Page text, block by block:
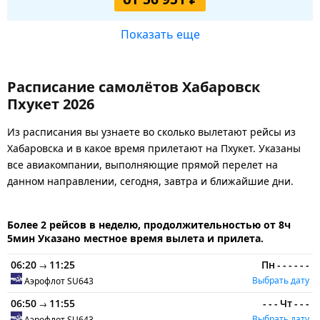
Показать еще
Расписание самолётов Хабаровск
Пхукет 2026
Из расписания вы узнаете во сколько вылетают рейсы из
Хабаровска и в какое время прилетают на Пхукет. Указаны
все авиакомпании, выполняющие прямой перелет на
данном направлении, сегодня, завтра и ближайшие дни.
Более 2 рейсов в неделю, продолжительностью от 8ч
5мин Указано местное время вылета и прилета.
06:20 → 11:25
АэрофлотSU643
Пн - - - - - -
Выбрать дату
06:50 → 11:55 - - - Чт- - -